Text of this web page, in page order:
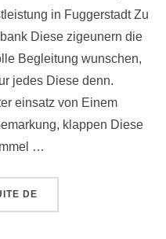
in Fuggerstadt Zu
Diese zigeunern die
Begleitung wunschen,
jedes Diese denn.
einsatz von Einem
klappen Diese
…
DE